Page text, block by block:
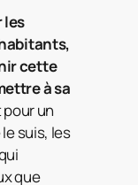
les
cette
à sa
pour un
suis, les
que